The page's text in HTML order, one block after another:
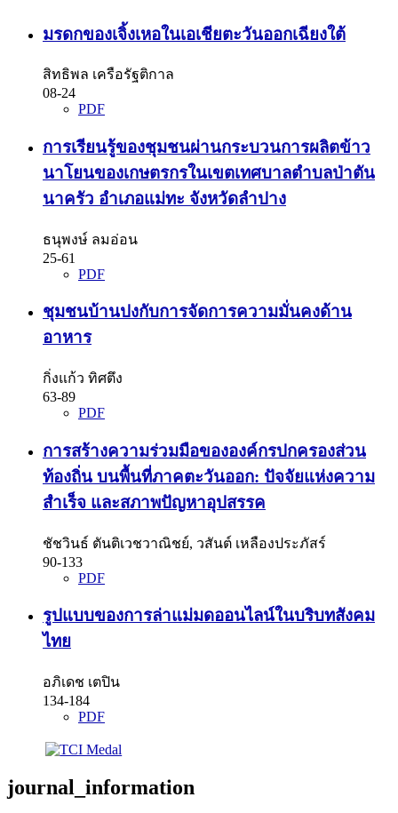
มรดกของเจิ้งเหอในเอเชียตะวันออกเฉียงใต้
สิทธิพล เครือรัฐติกาล
08-24
PDF
การเรียนรู้ของชุมชนผ่านกระบวนการผลิตข้าว
นาโยนของเกษตรกรในเขตเทศบาลตำบลป่าตัน
นาครัว อำเภอแม่ทะ จังหวัดลำปาง
ธนุพงษ์ ลมอ่อน
25-61
PDF
ชุมชนบ้านปงกับการจัดการความมั่นคงด้าน
อาหาร
กิ่งแก้ว ทิศตึง
63-89
PDF
การสร้างความร่วมมือขององค์กรปกครองส่วน
ท้องถิ่น บนพื้นที่ภาคตะวันออก: ปัจจัยแห่งความ
สำเร็จ และสภาพปัญหาอุปสรรค
ชัชวินธ์ ตันติเวชวาณิชย์, วสันต์ เหลืองประภัสร์
90-133
PDF
รูปแบบของการล่าแม่มดออนไลน์ในบริบทสังคม
ไทย
อภิเดช เตปิน
134-184
PDF
journal_information